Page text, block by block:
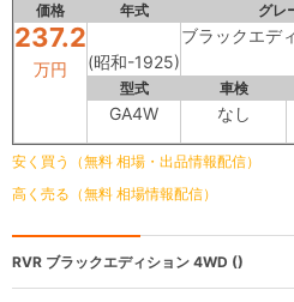
価格 年式 グレ
237.2
万円 (昭和-1925)
ブラックエデ
型式 車検
GA4W なし
安く買う（無料 相場・出品情報配信）
高く売る（無料 相場情報配信）
RVR ブラックエディション 4WD ()